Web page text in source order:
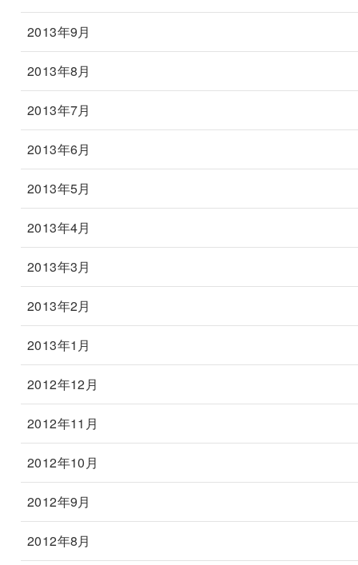
2013年9月
2013年8月
2013年7月
2013年6月
2013年5月
2013年4月
2013年3月
2013年2月
2013年1月
2012年12月
2012年11月
2012年10月
2012年9月
2012年8月